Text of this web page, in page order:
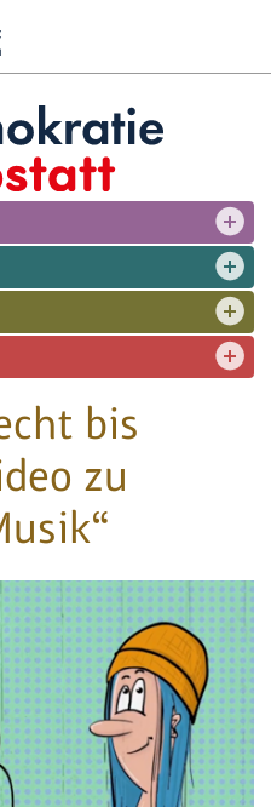
bis
zu